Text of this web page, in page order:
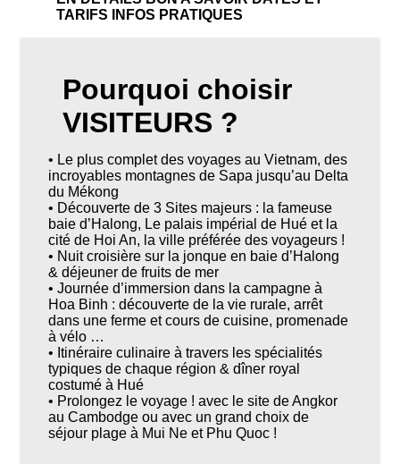
TARIFS
INFOS PRATIQUES
Pourquoi choisir
VISITEURS ?
• Le plus complet des voyages au Vietnam, des
incroyables montagnes de Sapa jusqu’au Delta
du Mékong
• Découverte de 3 Sites majeurs : la fameuse
baie d’Halong, Le palais impérial de Hué et la
cité de Hoi An, la ville préférée des voyageurs !
• Nuit croisière sur la jonque en baie d’Halong
& déjeuner de fruits de mer
• Journée d’immersion dans la campagne à
Hoa Binh : découverte de la vie rurale, arrêt
dans une ferme et cours de cuisine, promenade
à vélo …
• Itinéraire culinaire à travers les spécialités
typiques de chaque région & dîner royal
costumé à Hué
• Prolongez le voyage ! avec le site de Angkor
au Cambodge ou avec un grand choix de
séjour plage à Mui Ne et Phu Quoc !